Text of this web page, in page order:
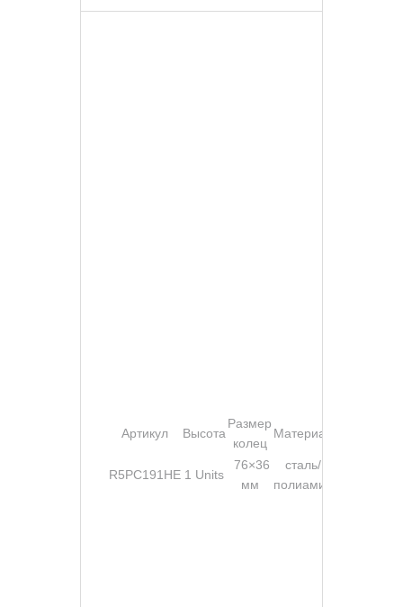
Артикул Высота
Размер
колец
Материал
R5PC191HE 1 Units
76×36
мм
сталь/
полиамид